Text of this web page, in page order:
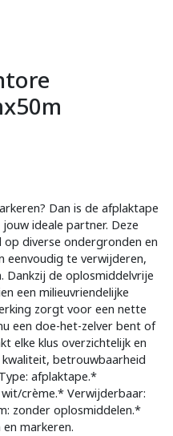
Dan is de afplaktape
ideale partner. Deze
diverse ondergronden en
eenvoudig te verwijderen,
Dankzij de oplosmiddelvrije
een milieuvriendelijke
zorgt voor een nette
een doe-het-zelver bent of
elke klus overzichtelijk en
betrouwbaarheid
afplaktape.*
crème.* Verwijderbaar:
zonder oplosmiddelen.*
markeren.